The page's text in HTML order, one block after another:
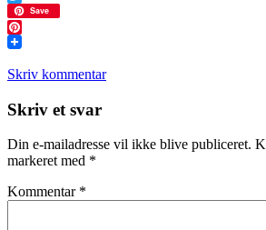
Twitter
Save
Pinterest
Skriv kommentar
Læserinteraktioner
Skriv et svar
Din e-mailadresse vil ikke blive publiceret.
markeret med *
Kommentar *